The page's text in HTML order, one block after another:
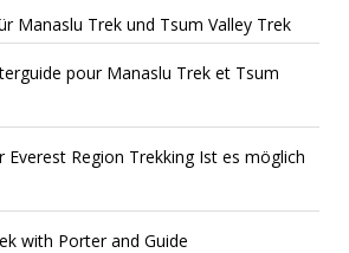
Manaslu Trek und Tsum Valley Trek
pour Manaslu Trek et Tsum
Everest Region Trekking Ist es möglich
with Porter and Guide